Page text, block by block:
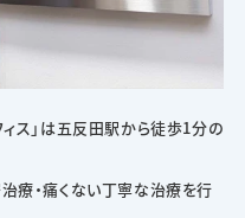
ス」は五反田駅から徒歩1分の
療・痛くない丁寧な治療を行